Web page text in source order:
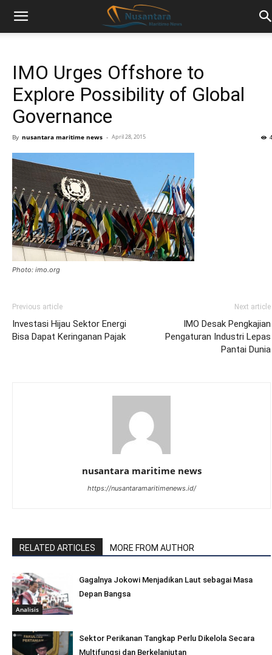
IMO Urges Offshore to
Explore Possibility of Global
Governance
By nusantara maritime news - April 28, 2015
Photo: imo.org
Previous article
Investasi Hijau Sektor Energi
Bisa Dapat Keringanan Pajak
Next article
IMO Desak Pengkajian
Pengaturan Industri Lepas
Pantai Dunia
nusantara maritime news
https://nusantaramaritimenews.id/
RELATED ARTICLES MORE FROM AUTHOR
Analisis
Gagalnya Jokowi Menjadikan Laut sebagai Masa
Depan Bangsa
Sektor Perikanan Tangkap Perlu Dikelola Secara
Multifungsi dan Berkelanjutan